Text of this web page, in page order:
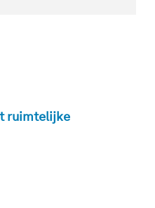
ruimtelijke